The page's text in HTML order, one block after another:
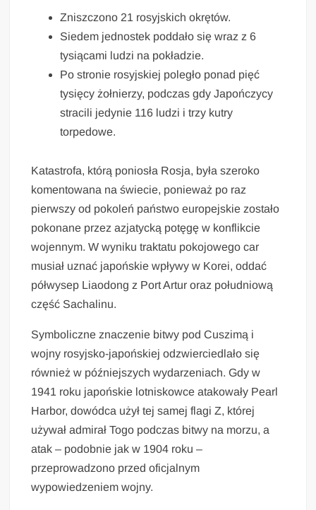
Zniszczono 21 rosyjskich okrętów.
Siedem jednostek poddało się wraz z 6
tysiącami ludzi na pokładzie.
Po stronie rosyjskiej poległo ponad pięć
tysięcy żołnierzy, podczas gdy Japończycy
stracili jedynie 116 ludzi i trzy kutry
torpedowe.
Katastrofa, którą poniosła Rosja, była szeroko
komentowana na świecie, ponieważ po raz
pierwszy od pokoleń państwo europejskie zostało
pokonane przez azjatycką potęgę w konflikcie
wojennym. W wyniku traktatu pokojowego car
musiał uznać japońskie wpływy w Korei, oddać
półwysep Liaodong z Port Artur oraz południową
część Sachalinu.
Symboliczne znaczenie bitwy pod Cuszimą i
wojny rosyjsko-japońskiej odzwierciedlało się
również w późniejszych wydarzeniach. Gdy w
1941 roku japońskie lotniskowce atakowały Pearl
Harbor, dowódca użył tej samej flagi Z, której
używał admirał Togo podczas bitwy na morzu, a
atak – podobnie jak w 1904 roku –
przeprowadzono przed oficjalnym
wypowiedzeniem wojny.